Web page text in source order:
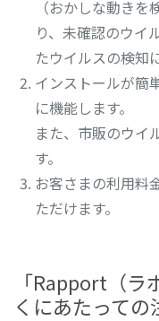
（おかしな動き
り、未確認のウイ
たウイルスの検知
インストールが簡
に機能します。
また、市販のウイ
す。
お客さまの利用料
ただけます。
「Rapport（
くにあたっての